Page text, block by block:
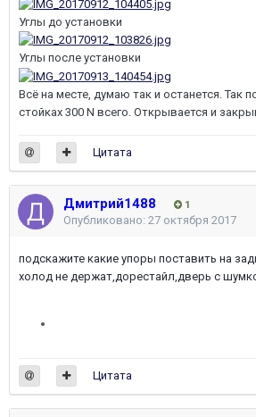
Углы до установки
Углы после установки
Всё на месте, думаю так и останется. Так
стойках 300 N всего. Открывается и
Цитата
Дмитрий1488 1
Опубликовано: 27 октября 2017
подскажите какие упоры поставить на
холод не держат,дорестайл,дверь с
Цитата